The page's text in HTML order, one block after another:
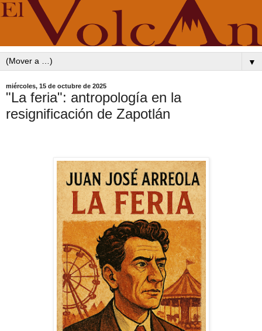
▼
miércoles, 15 de octubre de 2025
"La feria": antropología en la
resignificación de Zapotlán